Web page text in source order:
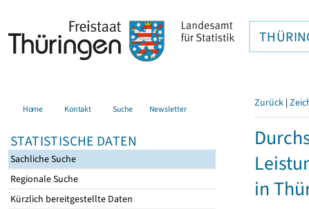
Home Kontakt Suche Newsletter
STATISTISCHE DATEN
Sachliche Suche
Regionale Suche
Kürzlich bereitgestellte Daten
Zurück |
in